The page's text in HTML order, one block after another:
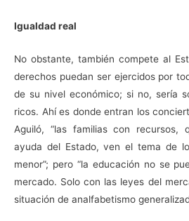
Igualdad real
No obstante, también compete al
derechos puedan ser ejercidos por
de su nivel económico; si no, sería
ricos. Ahí es donde entran los
Aguiló, “las familias con recursos,
ayuda del Estado, ven el tema de
menor”; pero “la educación no se
mercado. Solo con las leyes del
situación de analfabetismo